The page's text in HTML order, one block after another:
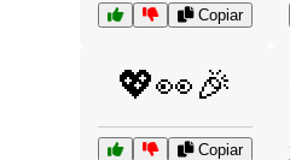
Copiar
💖👀🎉
Copiar